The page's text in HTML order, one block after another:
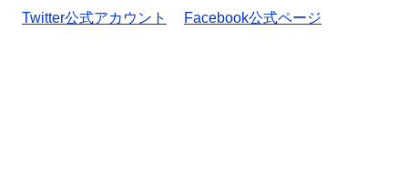
Twitter公式アカウント
Facebook公式ページ